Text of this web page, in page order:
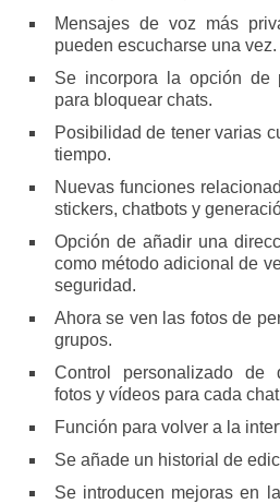
Mensajes de voz más
pueden escucharse una vez.
Se incorpora la opción de
para bloquear chats.
Posibilidad de tener varias
tiempo.
Nuevas funciones
stickers, chatbots y
Opción de añadir una
como método adicional de
seguridad.
Ahora se ven las fotos de
grupos.
Control personalizado de
fotos y vídeos para cada
Función para volver a la
Se añade un historial de
Se introducen mejoras en